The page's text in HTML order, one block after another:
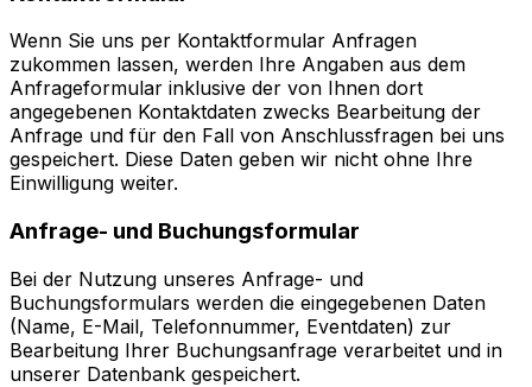
Wenn Sie uns per Kontaktformular Anfragen
zukommen lassen, werden Ihre Angaben aus dem
Anfrageformular inklusive der von Ihnen dort
angegebenen Kontaktdaten zwecks Bearbeitung der
Anfrage und für den Fall von Anschlussfragen bei uns
gespeichert. Diese Daten geben wir nicht ohne Ihre
Einwilligung weiter.
Anfrage- und Buchungsformular
Bei der Nutzung unseres Anfrage- und
Buchungsformulars werden die eingegebenen Daten
(Name, E-Mail, Telefonnummer, Eventdaten) zur
Bearbeitung Ihrer Buchungsanfrage verarbeitet und in
unserer Datenbank gespeichert.